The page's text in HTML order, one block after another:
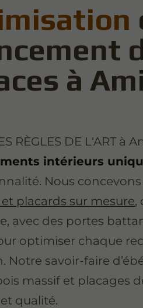
à
RÈGLES DE L'ART à
intérieurs
Nous
placards sur mesure,
avec des portes
optimiser chaque
Notre savoir-faire
massif et placages
qualité.